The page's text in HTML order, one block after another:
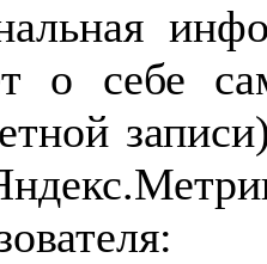
о себе